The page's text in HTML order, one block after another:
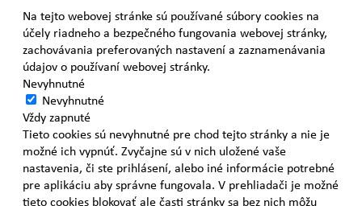
Na tejto webovej stránke sú používané súbory cookies na
účely riadneho a bezpečného fungovania webovej stránky,
zachovávania preferovaných nastavení a zaznamenávania
údajov o používaní webovej stránky.
Nevyhnutné
Nevyhnutné
Vždy zapnuté
Tieto cookies sú nevyhnutné pre chod tejto stránky a nie je
možné ich vypnúť. Zvyčajne sú v nich uložené vaše
nastavenia, či ste prihlásení, alebo iné informácie potrebné
pre aplikáciu aby správne fungovala. V prehliadači je možné
tieto cookies blokovať ale časti stránky sa bez nich môžu